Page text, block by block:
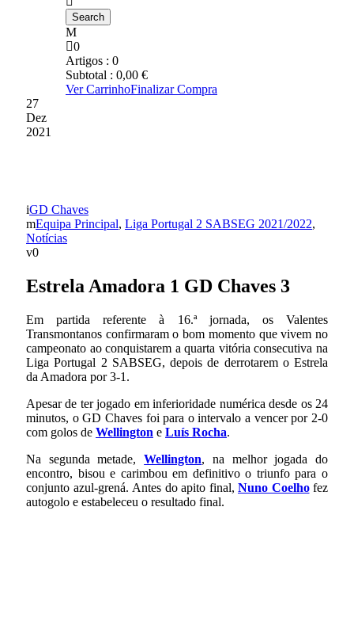
0
Artigos : 0
Subtotal : 0,00 €
Ver CarrinhoFinalizar Compra
27
Dez
2021
GD Chaves
Equipa Principal, Liga Portugal 2 SABSEG 2021/2022,
Notícias
0
Estrela Amadora 1 GD Chaves 3
Em partida referente à 16.ª jornada, os Valentes
Transmontanos confirmaram o bom momento que vivem no
campeonato ao conquistarem a quarta vitória consecutiva na
Liga Portugal 2 SABSEG, depois de derrotarem o Estrela
da Amadora por 3-1.
Apesar de ter jogado em inferioridade numérica desde os 24
minutos, o GD Chaves foi para o intervalo a vencer por 2-0
com golos de Wellington e Luís Rocha.
Na segunda metade,Wellington, na melhor jogada do
encontro, bisou e carimbou em definitivo o triunfo para o
conjunto azul-grená. Antes do apito final, Nuno Coelhofez
autogolo e estabeleceu o resultado final.